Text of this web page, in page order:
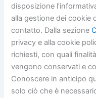
disposizione
alla gestione dei cookie
contatto. Dalla sezione
privacy e alla cookie
richiesti, con quali
vengono conservati e
Conoscere in anticipo
solo ciò che è